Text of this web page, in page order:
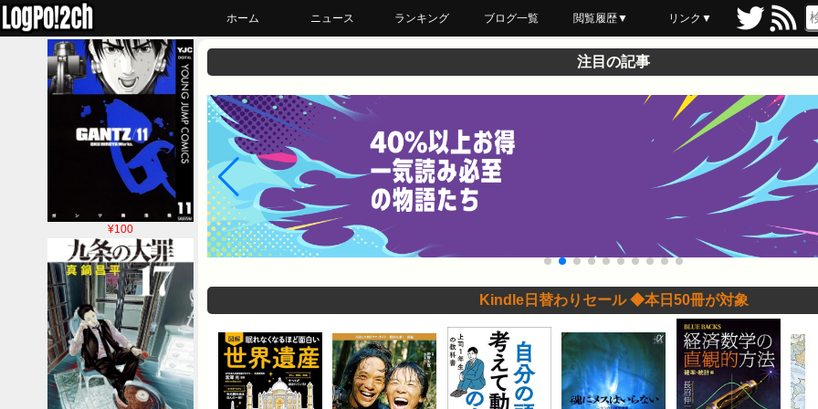
ホーム ニュース ランキング ブログ一覧 閲覧履歴▼
最近読んだ
あとで読む
ブックマーク
リンク▼
¥100
注目の記事
Kindle日替わりセール ◆本日50冊が対象